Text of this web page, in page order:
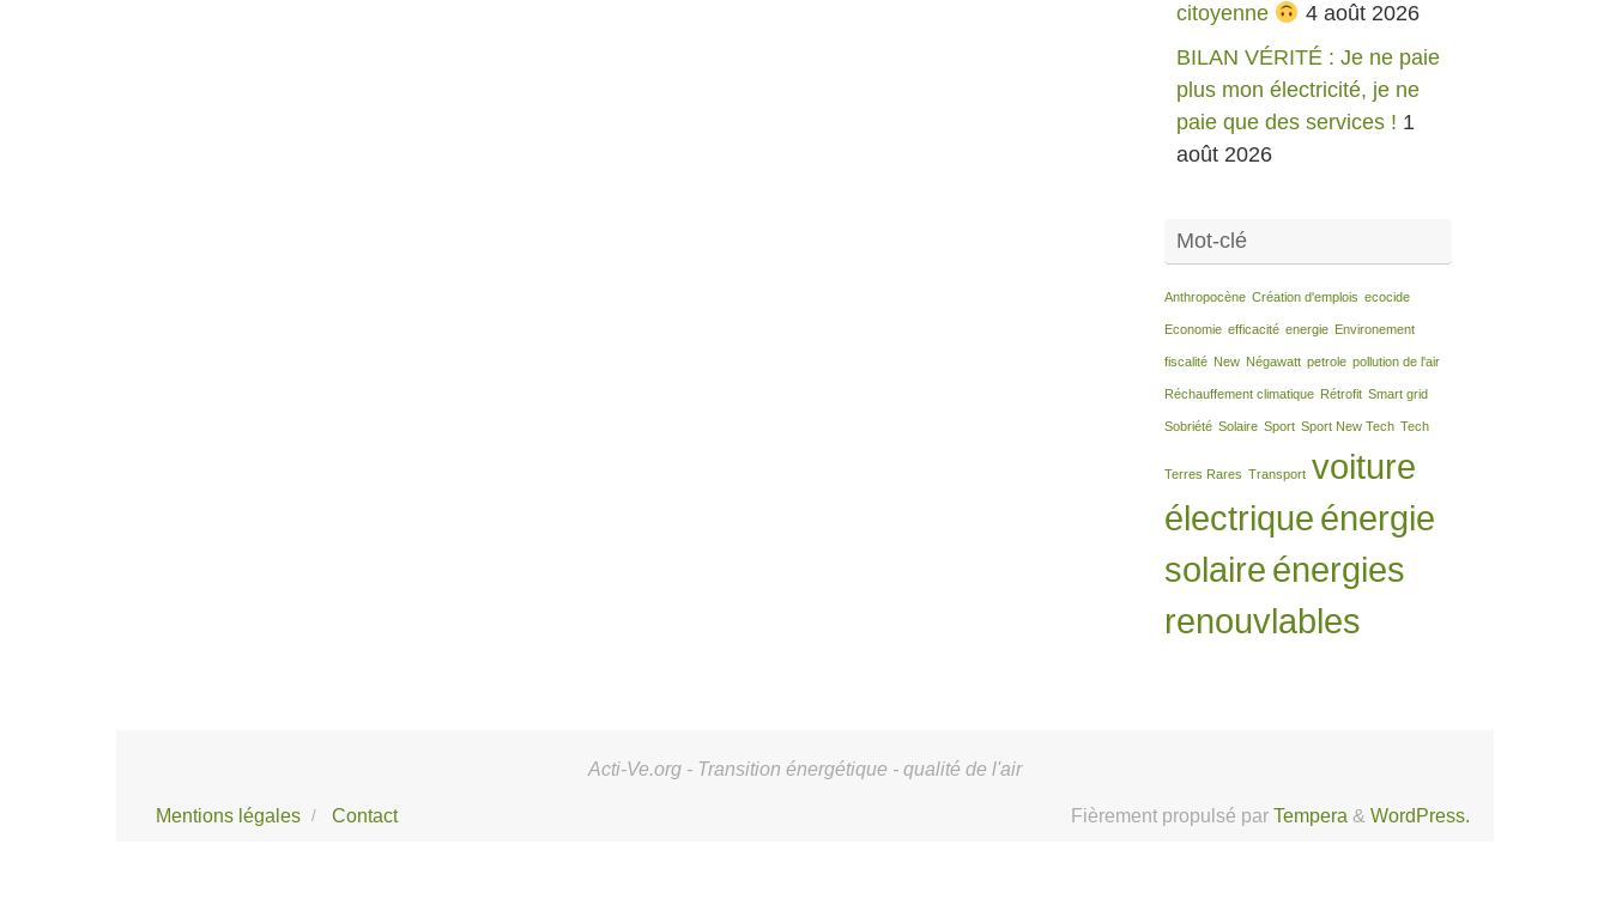
citoyenne
4 août 2026
BILAN VÉRITÉ : Je ne paie
plus mon électricité, je ne
paie que des services ! 1
août 2026
Mot-clé
Anthropocène Création d'emplois ecocide
Economie efficacité energie Environement
fiscalité New Négawatt petrole pollution de l'air
Réchauffement climatique Rétrofit Smart grid
Sobriété Solaire Sport Sport New Tech Tech
Terres Rares Transport voiture
électrique énergie
solaire énergies
renouvlables
Acti-Ve.org - Transition énergétique - qualité de l'air
Mentions légales Contact Fièrement propulsé par Tempera & WordPress.